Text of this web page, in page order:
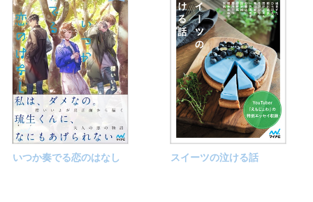
いつか奏でる恋のはなし スイーツの泣ける話